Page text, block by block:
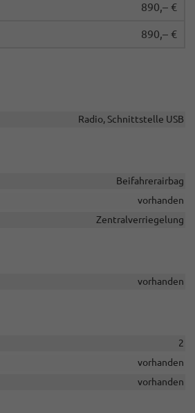
890,– €
890,– €
Radio, Schnittstelle USB
Beifahrerairbag
vorhanden
Zentralverriegelung
vorhanden
2
vorhanden
vorhanden